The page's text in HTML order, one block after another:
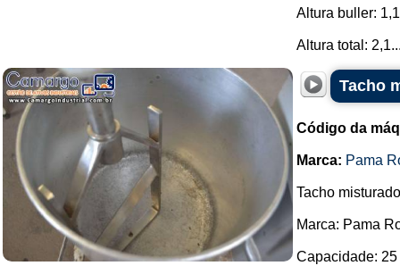
Altura buller:
Altura total:
Tacho
Código da
Marca: Pama
Tacho
Marca: Pama
Capacidade: 25